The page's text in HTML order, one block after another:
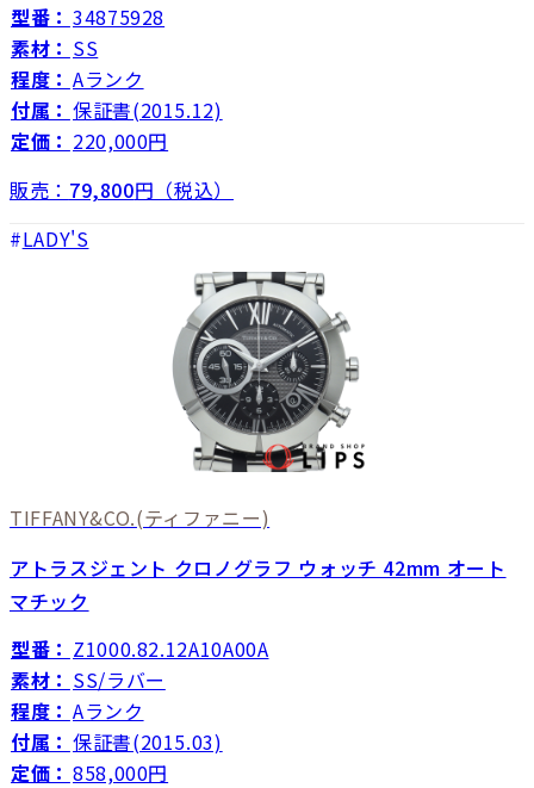
型番： 34875928
素材： SS
程度： Aランク
付属： 保証書(2015.12)
定価： 220,000円
販売： 79,800円（税込）
LADY'S
TIFFANY&CO.(ティファニー)
アトラスジェント クロノグラフ ウォッチ 42mm オート
マチック
型番： Z1000.82.12A10A00A
素材： SS/ラバー
程度： Aランク
付属： 保証書(2015.03)
定価： 858,000円